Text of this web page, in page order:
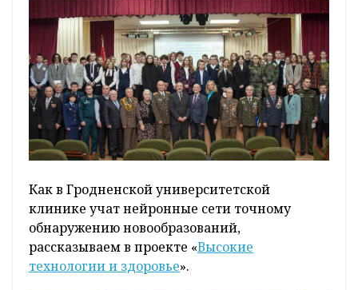
Как в Гродненской университетской
клинике учат нейронные сети точному
обнаружению новообразований,
рассказываем в проекте «Высокие
технологии и здоровье».